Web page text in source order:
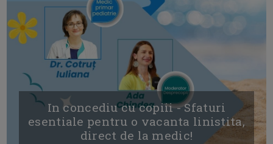
In concediu cu copiii - Sfaturi
esentiale pentru o vacanta linistita,
direct de la medic!